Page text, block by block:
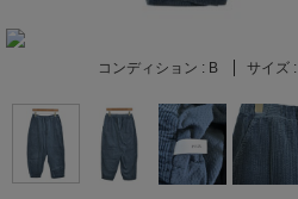
コンディション : B サイズ :